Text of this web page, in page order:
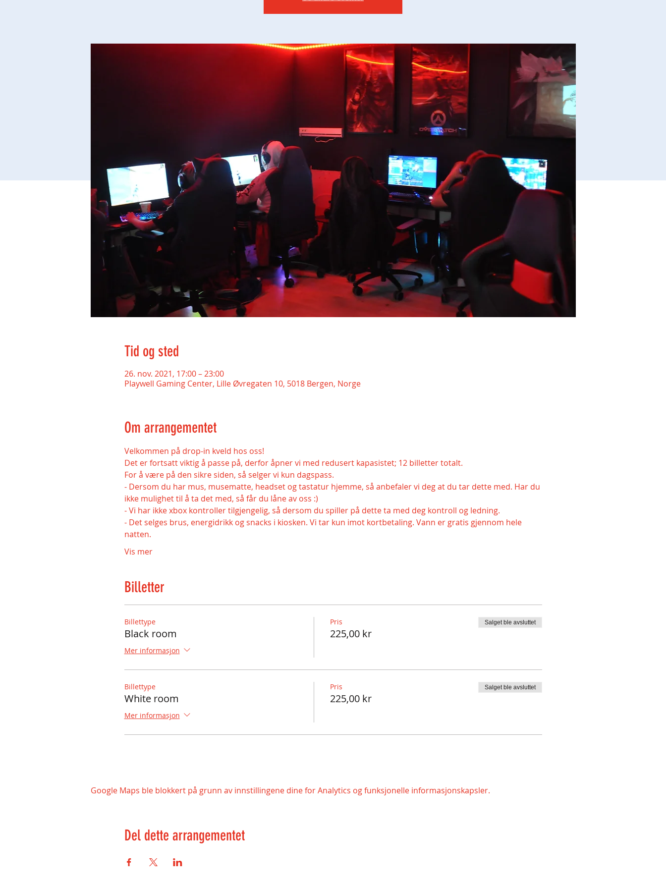
Tid og sted
26. nov. 2021, 17:00 – 23:00
Playwell Gaming Center, Lille Øvregaten 10, 5018 Bergen, Norge
Om arrangementet
Velkommen på drop-in kveld hos oss!
Det er fortsatt viktig å passe på, derfor åpner vi med redusert kapasistet; 12 billetter totalt.
For å være på den sikre siden, så selger vi kun dagspass.
- Dersom du har mus, musematte, headset og tastatur hjemme, så anbefaler vi deg at du tar dette med. Har du
ikke mulighet til å ta det med, så får du låne av oss :)
- Vi har ikke xbox kontroller tilgjengelig, så dersom du spiller på dette ta med deg kontroll og ledning.
- Det selges brus, energidrikk og snacks i kiosken. Vi tar kun imot kortbetaling. Vann er gratis gjennom hele
natten.
Vis mer
Billetter
Billettype
Black room
Mer informasjon
Pris
225,00 kr
Salget ble avsluttet
Billettype
White room
Mer informasjon
Pris
225,00 kr
Salget ble avsluttet
Google Maps ble blokkert på grunn av innstillingene dine for Analytics og funksjonelle informasjonskapsler.
Del dette arrangementet